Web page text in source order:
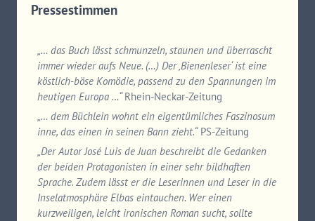
Pressestimmen
„… das Buch lässt schmunzeln, staunen und überrascht
immer wieder aufs Neue. (…) Der ‚Bienenleser‘ ist eine
köstlich-böse Komödie, passend zu den Spannungen im
heutigen Europa …“Rhein-Neckar-Zeitung
„… dem Büchlein wohnt ein eigentümliches Faszinosum
inne, das einen in seinen Bann zieht.“PS-Zeitung
„Der Autor José Luis de Juan beschreibt die Gedanken
der beiden Protagonisten in einer sehr bildhaften
Sprache. Zudem lässt er die Leserinnen und Leser in die
Inselatmosphäre Elbas eintauchen. Wer einen
kurzweiligen, leicht ironischen Roman sucht, sollte